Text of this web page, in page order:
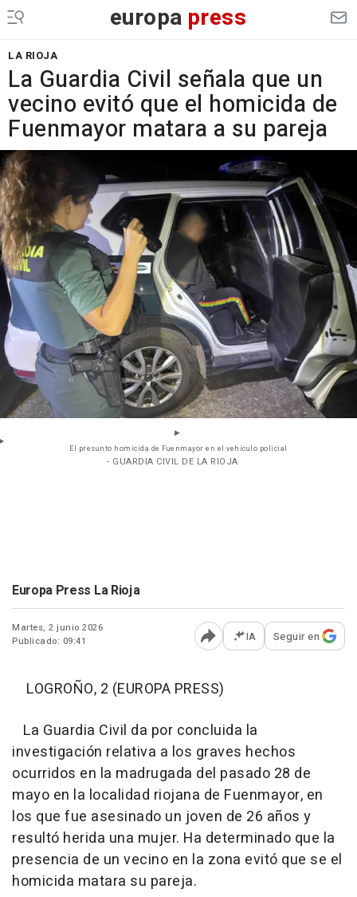
europa press
LA RIOJA
La Guardia Civil señala que un
vecino evitó que el homicida de
Fuenmayor matara a su pareja
El presunto homicida de Fuenmayor en el vehículo policial
- GUARDIA CIVIL DE LA RIOJA
Europa Press La Rioja
Martes, 2 junio 2026
Publicado: 09:41
Abrir opciones para
IA Seguir en
LOGROÑO, 2 (EUROPA PRESS)
La Guardia Civil da por concluida la
investigación relativa a los graves hechos
ocurridos en la madrugada del pasado 28 de
mayo en la localidad riojana de Fuenmayor, en
los que fue asesinado un joven de 26 años y
resultó herida una mujer. Ha determinado que la
presencia de un vecino en la zona evitó que se el
homicida matara su pareja.